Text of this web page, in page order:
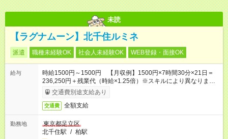
未読
【ラグナムーン】北千住ルミネ
派遣 職種未経験OK 社会人未経験OK WEB登録・面接OK
給与
時給1500円～1500円 【月収例】1500円×7時間30分×21日＝
236,250円＋残業代（時給×1.25倍）※スキルにより異なりま
す。交通費別途支給あり
交通費 全額支給
勤務地
東京都足立区
北千住駅 / 柏駅